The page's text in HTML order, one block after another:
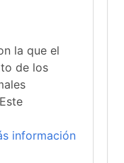
la que el
de los
información